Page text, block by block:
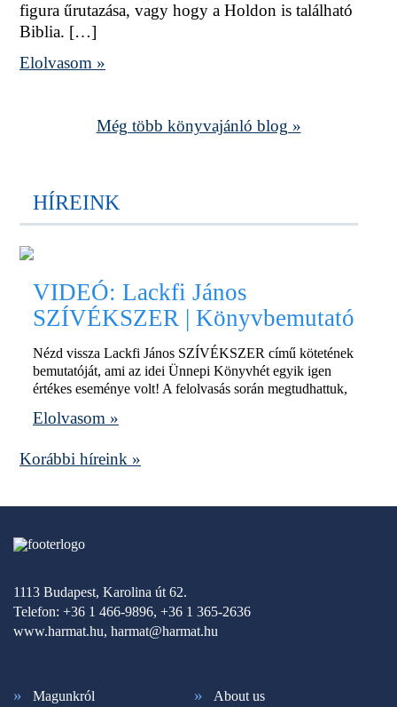
figura űrutazása, vagy hogy a Holdon is található
Biblia. […]
Elolvasom »
Még több könyvajánló blog »
HÍREINK
VIDEÓ: Lackfi János
SZÍVÉKSZER | Könyvbemutató
Nézd vissza Lackfi János SZÍVÉKSZER című kötetének
bemutatóját, ami az idei Ünnepi Könyvhét egyik igen
értékes eseménye volt! A felolvasás során megtudhattuk,
Elolvasom »
Korábbi híreink »
1113 Budapest, Karolina út 62.
Telefon: +36 1 466-9896, +36 1 365-2636
www.harmat.hu, harmat@harmat.hu
Magunkról About us